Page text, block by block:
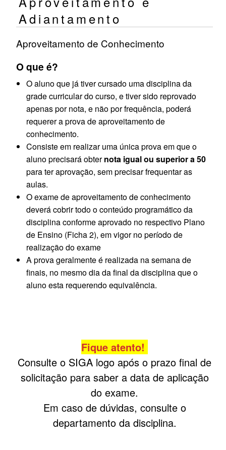
Adiantamento
Aproveitamento de Conhecimento
O que é?
O aluno que já tiver cursado uma disciplina da
grade curricular do curso, e tiver sido reprovado
apenas por nota, e não por frequência, poderá
requerer a prova de aproveitamento de
conhecimento.
Consiste em realizar uma única prova em que o
aluno precisará obternota igual ou superior a 50
para ter aprovação, sem precisar frequentar as
aulas.
O exame de aproveitamento de conhecimento
deverá cobrir todo o conteúdo programático da
disciplina conforme aprovado no respectivo Plano
de Ensino (Ficha 2), em vigor no período de
realização do exame
A prova geralmente é realizada na semana de
finais, no mesmo dia da final da disciplina que o
aluno esta requerendo equivalência.
Fique atento!
Consulte o SIGA logo após o prazo final de
solicitação para saber a data de aplicação
do exame.
Em caso de dúvidas, consulte o
departamento da disciplina.